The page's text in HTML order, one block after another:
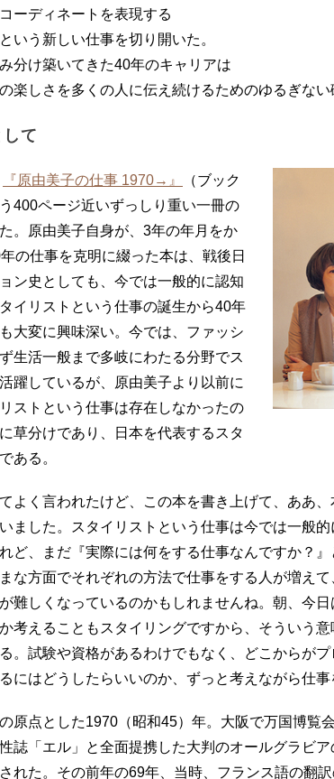
ーディネートを表現する
いう新しい仕事を切り開いた。
分け築いてきた40年のキャリアは
楽しさを多くの人に伝え続けるためのゆるぎない
て
『原由美子の仕事 1970→』
（ブック
400ページ近いずっしり重い一冊の
。原由美子自身が、3年の年月をか
の仕事を克明に綴った本は、戦後日
ン史としても、今では一般的に認知
イリストという仕事の誕生から40年
大変に興味深い。今では、ファッシ
生活一般まで多岐にわたる分野でス
躍しているが、原由美子より以前に
ストという仕事は存在しなかったの
草分けであり、日本を代表するスタ
ある。
よく言われたけど、この本を書き上げて、ああ
ました。スタイリストという仕事は今では一般
ど、まだ『実際には何をする仕事なんですか？
な方面でそれぞれの方法で仕事をする人が増え
難しくなっているのかもしれませんね。朝、今
考えることもスタイリングですから、そういう
。試験や資格があるわけでもなく、どこからが
にはどうしたらいいのか、ずっと考えながら仕事
原点とした1970（昭和45）年。大阪で万国博覧
誌「エル」と全面提携した大判のオールグラビ
れた。その前年の69年、当時、フランス語の翻